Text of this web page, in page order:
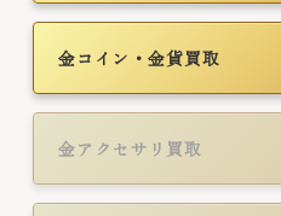
金コイン・金貨買取
金アクセサリ買取